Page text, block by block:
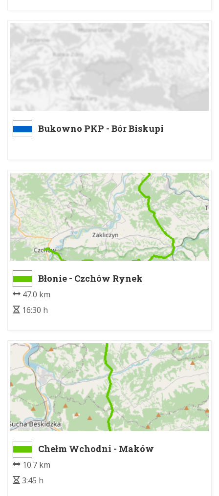
Bukowno PKP - Bór Biskupi
Błonie - Czchów Rynek
47.0 km
16:30 h
Chełm Wchodni - Maków
10.7 km
3:45 h